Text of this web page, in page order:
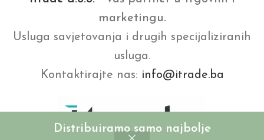
Distribuiramo samo najbolje
marketingu.
Usluga savjetovanja i drugih specijaliziranih
usluga.
Kontaktirajte nas: info@itrade.ba